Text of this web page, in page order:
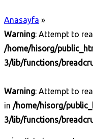
Anasayfa »
Warning: Attempt to
/home/hisorg/
3/lib/functions/
Warning: Attempt to
in /home/hisorg/
3/lib/functions/